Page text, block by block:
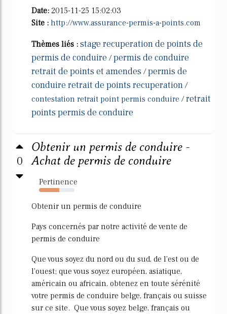
Date: 2015-11-25 15:02:03
Site : http://www.assurance-permis-a-points.com
Thèmes liés : stage recuperation de points de
permis de conduire /permis de conduire
retrait de points et amendes /permis de
conduire retrait de points recuperation /
contestation retrait point permis conduire /retrait
points permis de conduire
0
Obtenir un permis de conduire -
Achat de permis de conduire
Pertinence
57%
Obtenir un permis de conduire
Pays concernés par notre activité de vente de
permis de conduire
Que vous soyez du nord ou du sud, de l'est ou de
l'ouest; que vous soyez européen, asiatique,
américain ou africain, obtenez en toute sérénité
votre permis de conduire belge, français ou suisse
sur ce site. Que vous soyez belge, français ou